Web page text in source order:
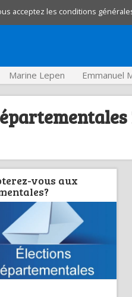
acceptez les conditions
Marine Lepen Emmanuel
vous aux